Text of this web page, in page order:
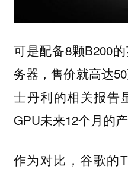
可是配备8颗B200
务器，售价就高达
士丹利的相关报告
GPU未来12个月的
作为对比，谷歌的